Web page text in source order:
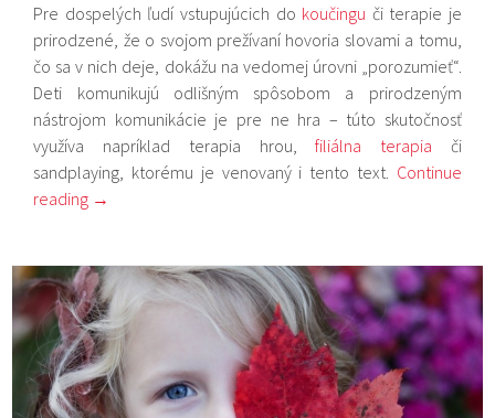
Pre dospelých ľudí vstupujúcich do koučingu či terapie je
prirodzené, že o svojom prežívaní hovoria slovami a tomu,
čo sa v nich deje, dokážu na vedomej úrovni „porozumieť“.
Deti komunikujú odlišným spôsobom a prirodzeným
nástrojom komunikácie je pre ne hra – túto skutočnosť
využíva napríklad terapia hrou,filiálna terapia či
sandplaying, ktorému je venovaný i tento text. Continue
reading →